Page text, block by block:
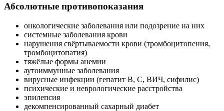
Абсолютные противопоказания
онкологические заболевания или подозрение на них
системные заболевания крови
нарушения свёртываемости крови (тромбоцитопения,
тромбоцитопатия)
тяжёлые формы анемии
аутоиммунные заболевания
вирусные инфекции (гепатит B, C, ВИЧ, сифилис)
психические и неврологические расстройства
эпилепсия
декомпенсированный сахарный диабет